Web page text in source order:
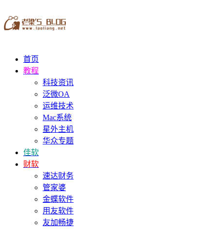
首页
教程
科技资讯
泛微OA
运维技术
Mac系统
星外主机
华众专题
佳软
财软
速达财务
管家婆
金蝶软件
用友软件
友加畅捷